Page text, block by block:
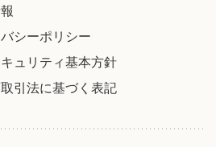
シーポリシー
ュリティ基本方針
引法に基づく表記